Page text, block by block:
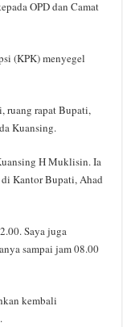
OPD dan Camat
(KPK) menyegel
ruang rapat Bupati,
Kuansing.
H Muklisin. Ia
Kantor Bupati, Ahad
Saya juga
sampai jam 08.00
kembali